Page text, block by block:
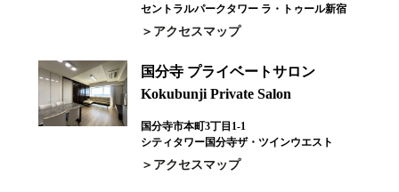
セントラルパークタワー ラ・トゥール新宿
アクセスマップ
国分寺 プライベートサロン
Kokubunji Private Salon
国分寺市本町3丁目1-1
シティタワー国分寺ザ・ツインウエスト
アクセスマップ